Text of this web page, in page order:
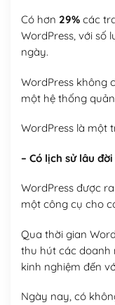
Có hơn 29%các
WordPress, với số
ngày.
WordPress không
một hệ thống
WordPress là một
– Có lịch sử lâu đời
WordPress được
một công cụ cho
Qua thời gian
thu hút các doanh
kinh nghiệm đến
Ngày nay, có